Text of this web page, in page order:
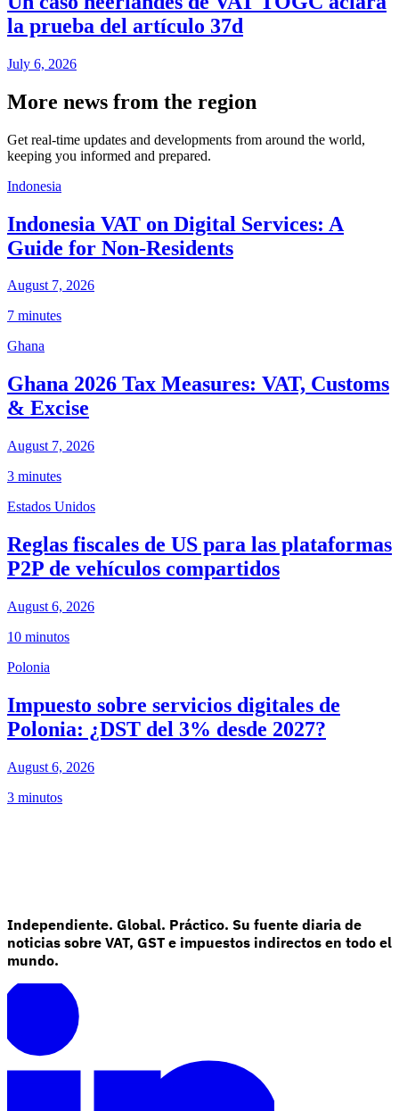
la prueba del artículo 37d
July 6, 2026
More news from the region
Get real-time updates and developments from around the world,
keeping you informed and prepared.
Indonesia
Indonesia VAT on Digital Services: A
Guide for Non-Residents
August 7, 2026
7 minutes
Ghana
Ghana 2026 Tax Measures: VAT, Customs
& Excise
August 7, 2026
3 minutes
Estados Unidos
Reglas fiscales de US para las plataformas
P2P de vehículos compartidos
August 6, 2026
10 minutos
Polonia
Impuesto sobre servicios digitales de
Polonia: ¿DST del 3% desde 2027?
August 6, 2026
3 minutos
Independiente. Global. Práctico. Su fuente diaria de
noticias sobre VAT, GST e impuestos indirectos en todo el
mundo.